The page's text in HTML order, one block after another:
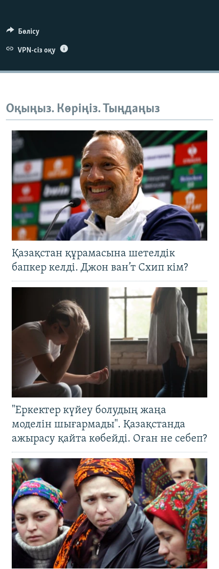
Бөлісу
VPN-сіз оқу
Оқыңыз. Көріңіз. Тыңдаңыз
Қазақстан құрамасына шетелдік
бапкер келді. Джон ван’т Схип кім?
"Еркектер күйеу болудың жаңа
моделін шығармады". Қазақстанда
ажырасу қайта көбейді. Оған не себеп?